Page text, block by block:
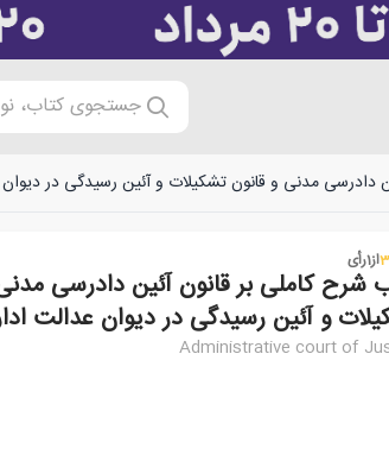
جستجوی کتاب،
دادرسی مدنی و قانون تشکیلات و آئین رسیدگی در
از1رأی
شرح کاملی بر قانون آئین دادرسی
و آئین رسیدگی در دیوان عدالت
Administrative court of